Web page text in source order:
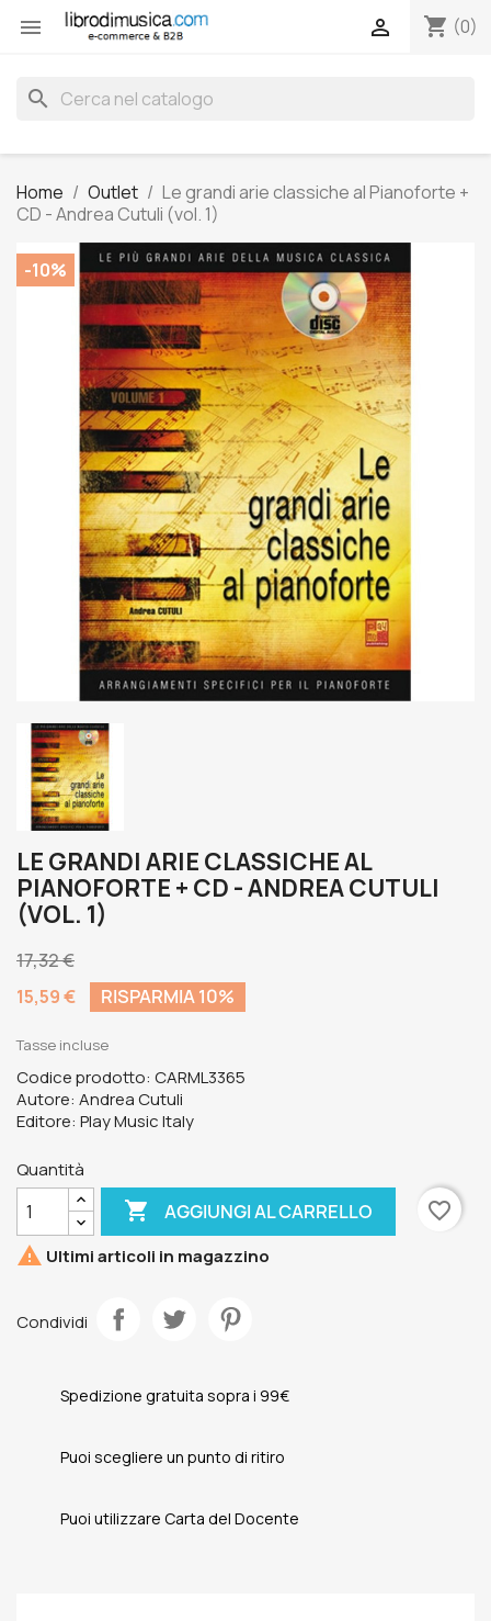
 shopping_cart (0)

search
Home Outlet
Le grandi arie classiche al Pianoforte +
CD - Andrea Cutuli (vol. 1)
-10%
LE GRANDI ARIE CLASSICHE AL
PIANOFORTE + CD - ANDREA CUTULI
(VOL. 1)
17,32 €
15,59 €
RISPARMIA 10%
Tasse incluse
Codice prodotto: CARML3365
Autore: Andrea Cutuli
Editore: Play Music Italy
Quantità
 AGGIUNGI AL CARRELLO
favorite_border
 Ultimi articoli in magazzino
Condividi
Spedizione gratuita sopra i 99€
Puoi scegliere un punto di ritiro
Puoi utilizzare Carta del Docente